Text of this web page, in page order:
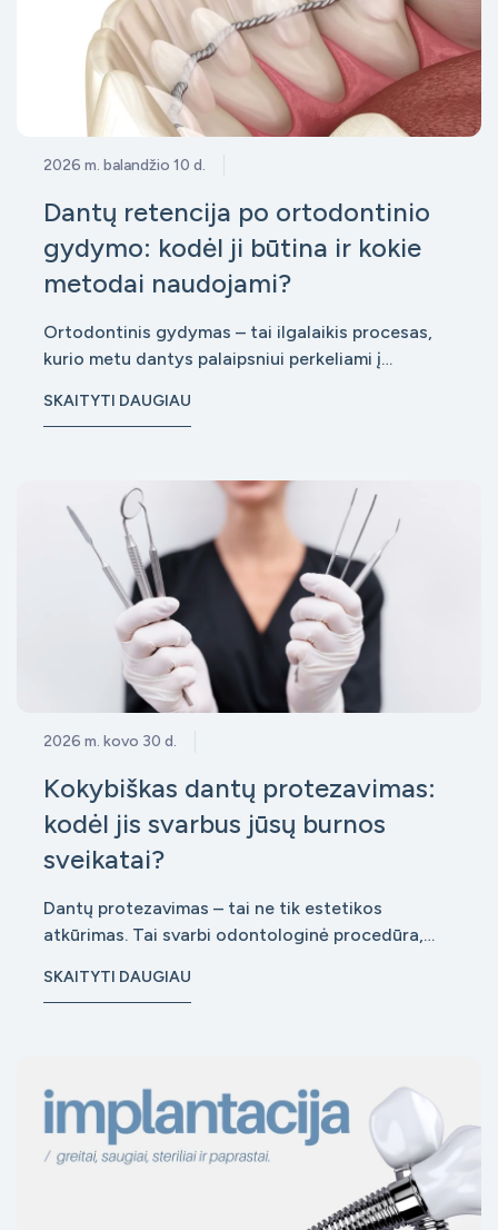
2026 m. balandžio 10 d.
Dantų retencija po ortodontinio
gydymo: kodėl ji būtina ir kokie
metodai naudojami?
Ortodontinis gydymas – tai ilgalaikis procesas,
kurio metu dantys palaipsniui perkeliami į
nustemba sužinoję, kad nuėmus breketus
SKAITYTI DAUGIAU
2026 m. kovo 30 d.
Kokybiškas dantų protezavimas:
kodėl jis svarbus jūsų burnos
sveikatai?
Dantų protezavimas – tai ne tik estetikos
atkūrimas. Tai svarbi odontologinė procedūra,
kramtymo funkciją ir net viso organizmo būklę.
SKAITYTI DAUGIAU